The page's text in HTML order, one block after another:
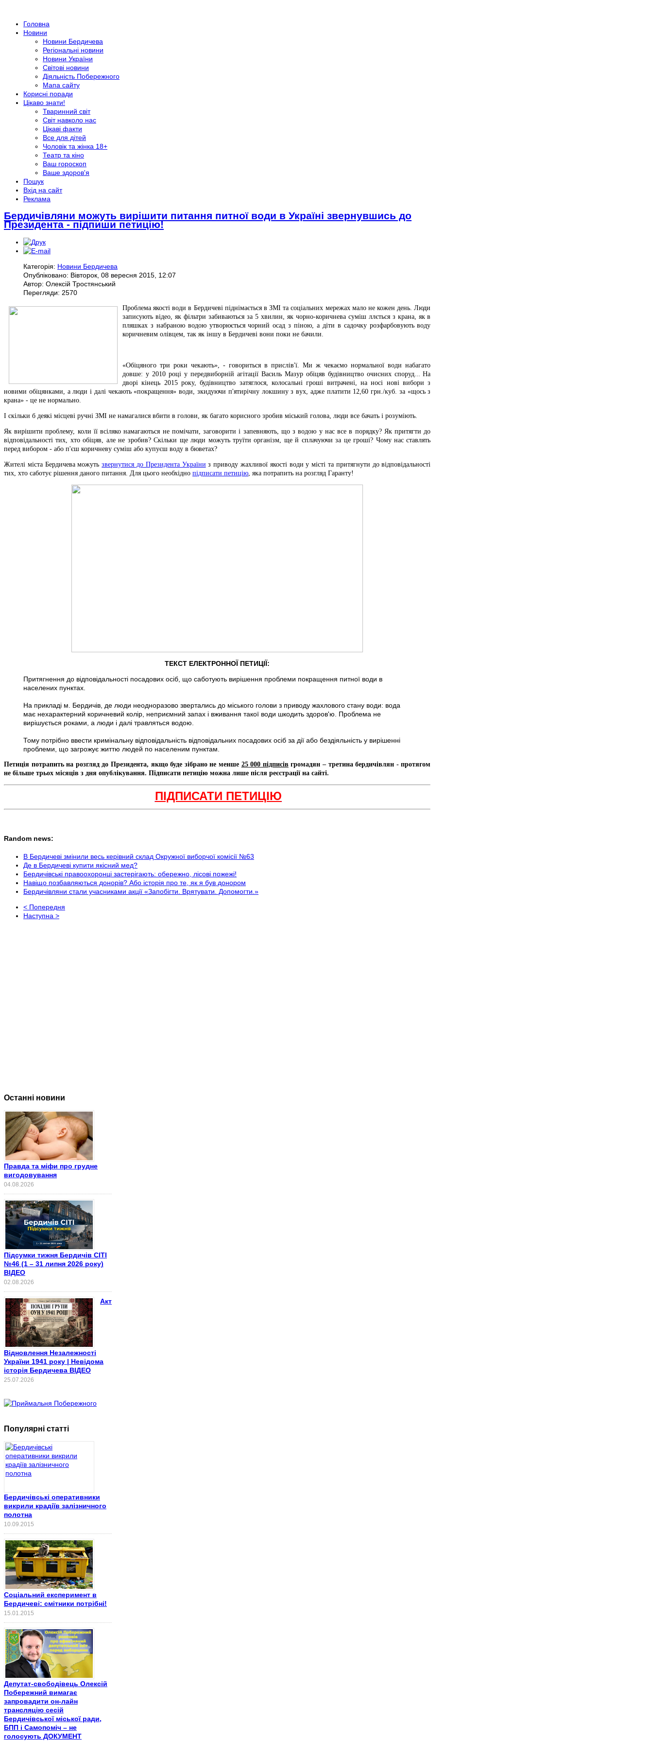
Головна
Новини
Новини Бердичева
Регіональні новини
Новини України
Світові новини
Діяльність Побережного
Мапа сайту
Корисні поради
Цікаво знати!
Тваринний світ
Світ навколо нас
Цікаві факти
Все для дітей
Чоловік та жінка 18+
Театр та кіно
Ваш гороскоп
Ваше здоров'я
Пошук
Вхід на сайт
Реклама
Бердичівляни можуть вирішити питання питної води в Україні звернувшись до
Президента - підпиши петицію!
Категорія: Новини Бердичева
Опубліковано: Вівторок, 08 вересня 2015, 12:07
Автор: Олексій Тростянський
Перегляди: 2570
Проблема якості води в Бердичеві піднімається в ЗМІ та соціальних мережах мало не кожен день. Люди
записують відео, як фільтри забиваються за 5 хвилин, як чорно-коричнева суміш ллється з крана, як в
пляшках з набраною водою утворюється чорний осад з піною, а діти в садочку розфарбовують воду
коричневим олівцем, так як іншу в Бердичеві вони поки не бачили.
«Обіцяного три роки чекають», - говориться в прислів'ї. Ми ж чекаємо нормальної води набагато
довше: у 2010 році у передвиборній агітації Василь Мазур обіцяв будівництво очисних споруд... На
дворі кінець 2015 року, будівництво затяглося, колосальні гроші витрачені, на носі нові вибори з
новими обіцянками, а люди і далі чекають «покращення» води, зкидуючи п'ятирічну локшину з вух, адже платити 12,60 грн./куб. за «щось з
крана» - це не нормально.
І скільки б деякі місцеві ручні ЗМІ не намагалися вбити в голови, як багато корисного зробив міський голова, люди все бачать і розуміють.
Як вирішити проблему, коли її всіляко намагаються не помічати, заговорити і запевняють, що з водою у нас все в порядку? Як притягти до
відповідальності тих, хто обіцяв, але не зробив? Скільки ще люди можуть труїти організм, ще й сплачуючи за це гроші? Чому нас ставлять
перед вибором - або п'єш коричневу суміш або купуєш воду в бюветах?
Жителі міста Бердичева можутьзвернутися до Президента України з приводу жахливої якості води у місті та притягнути до відповідальності
тих, хто саботує рішення даного питання. Для цього необхідно підписати петицію , яка потрапить на розгляд Гаранту!
ТЕКСТ ЕЛЕКТРОННОЇ ПЕТИЦІЇ:
Притягнення до відповідальності посадових осіб, що саботують вирішення проблеми покращення питної води в
населених пунктах.
На прикладі м. Бердичів, де люди неодноразово звертались до міського голови з приводу жахлового стану води: вода
має нехарактерний коричневий колір, неприємний запах і вживання такої води шкодить здоров'ю. Проблема не
вирішується роками, а люди і далі травляться водою.
Тому потрібно ввести кримінальну відповідальність відповідальних посадових осіб за дії або бездіяльність у вирішенні
проблеми, що загрожує життю людей по населеним пунктам.
Петиція потрапить на розгляд до Президента, якщо буде зібрано не менше 25 000 підписів громадян – третина бердичівлян - протягом
не більше трьох місяців з дня опублікування. Підписати петицію можна лише після реєстрації на сайті.
ПІДПИСАТИ ПЕТИЦІЮ
Random news:
В Бердичеві змінили весь керівний склад Окружної виборчої комісії №63
Де в Бердичеві купити якісний мед?
Бердичівські правоохоронці застерігають: обережно, лісові пожежі!
Навіщо позбавляються донорів? Або історія про те, як я був донором
Бердичівляни стали учасниками акції «Запобігти. Врятувати. Допомогти.»
< Попередня
Наступна >
Останні новини
Правда та міфи про грудне
вигодовування
04.08.2026
Підсумки тижня Бердичів СІТІ
№46 (1 – 31 липня 2026 року)
ВІДЕО
02.08.2026
Акт
Відновлення Незалежності
України 1941 року | Невідома
історія Бердичева ВІДЕО
25.07.2026
Популярні статті
Бердичівські оперативники
викрили крадіїв залізничного
полотна
10.09.2015
Соціальний експеримент в
Бердичеві: смітники потрібні!
15.01.2015
Депутат-свободівець Олексій
Побережний вимагає
запровадити он-лайн
трансляцію сесій
Бердичівської міської ради,
БПП і Самопоміч – не
голосують ДОКУМЕНТ